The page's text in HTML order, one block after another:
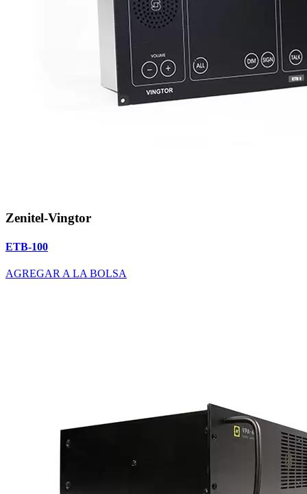
Zenitel-Vingtor
ETB-100
AGREGAR A LA BOLSA